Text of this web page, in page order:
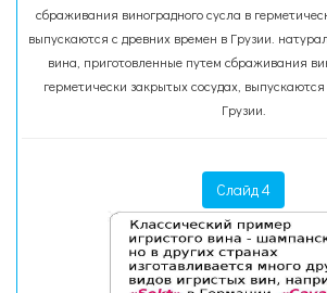
сбраживания виноградного сусла в
выпускаются с древних времен в Грузии.
вина, приготовленные путем сбраживания
герметически закрытых сосудах,
Грузии.
Слайд 4